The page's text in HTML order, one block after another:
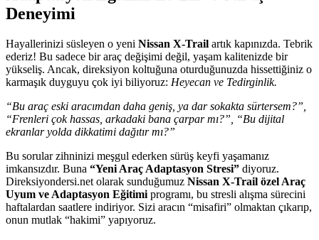
Deneyimi
Hayallerinizi süsleyen o yeni Nissan X-Trail artık kapınızda. Tebrik
ederiz! Bu sadece bir araç değişimi değil, yaşam kalitenizde bir
yükseliş. Ancak, direksiyon koltuğuna oturduğunuzda hissettiğiniz o
karmaşık duyguyu çok iyi biliyoruz: Heyecan ve Tedirginlik.
“Bu araç eski aracımdan daha geniş, ya dar sokakta sürtersem?”,
“Frenleri çok hassas, arkadaki bana çarpar mı?”, “Bu dijital
ekranlar yolda dikkatimi dağıtır mı?”
Bu sorular zihninizi meşgul ederken sürüş keyfi yaşamanız
imkansızdır. Buna “Yeni Araç Adaptasyon Stresi” diyoruz.
Direksiyondersi.net olarak sunduğumuz Nissan X-Trail özel Araç
Uyum ve Adaptasyon Eğitimi programı, bu stresli alışma sürecini
haftalardan saatlere indiriyor. Sizi aracın “misafiri” olmaktan çıkarıp,
onun mutlak “hakimi” yapıyoruz.